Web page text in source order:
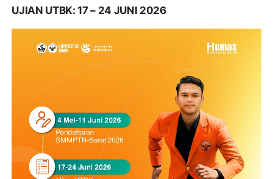
UJIAN UTBK: 17 – 24 JUNI 2026